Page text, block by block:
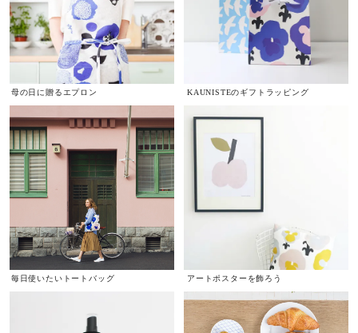
母の日に贈るエプロン KAUNISTEのギフトラッピング
毎日使いたいトートバッグ アートポスターを飾ろう